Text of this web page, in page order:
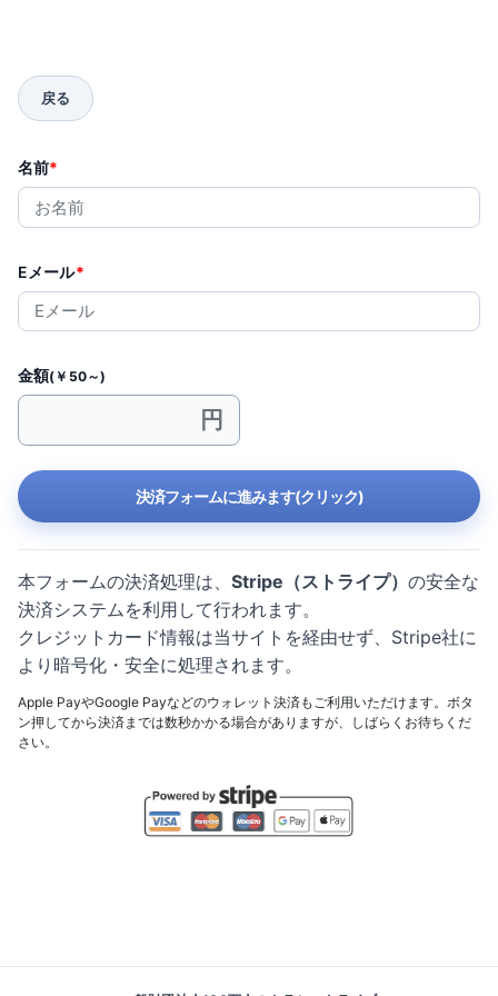
名前*
Eメール*
金額(￥50～)
決済フォームに進みます(クリック)
本フォームの決済処理は、 Stripe（ストライプ） の安全な
決済システムを利用して行われます。
クレジットカード情報は当サイトを経由せず、Stripe社に
より暗号化・安全に処理されます。
Apple PayやGoogle Payなどのウォレット決済もご利用いただけます。ボタ
ン押してから決済までは数秒かかる場合がありますが、しばらくお待ちくだ
さい。